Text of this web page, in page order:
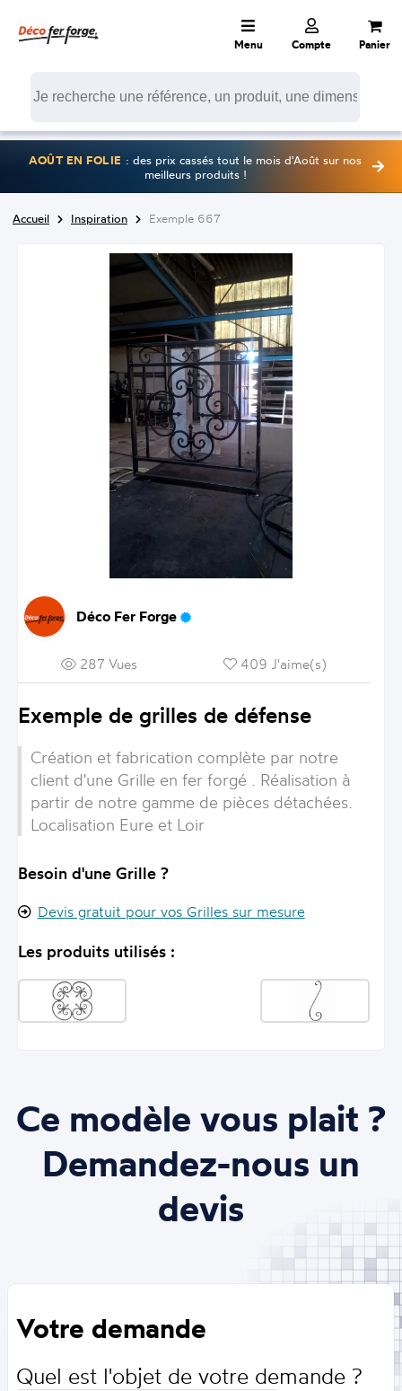
Menu Compte Panier
AOÛT EN FOLIE : des prix cassés tout le mois d'Août sur nos
meilleurs produits !
Accueil Inspiration Exemple 667
Déco Fer Forge
287 Vues 409 J'aime(s)
Exemple de grilles de défense
Création et fabrication complète par notre
client d'une Grille en fer forgé . Réalisation à
partir de notre gamme de pièces détachées.
Localisation Eure et Loir
Besoin d'une Grille ?
Devis gratuit pour vos Grilles sur mesure
Les produits utilisés :
Ce modèle vous plait ?
Demandez-nous un
devis
Votre demande
Quel est l'objet de votre demande ?